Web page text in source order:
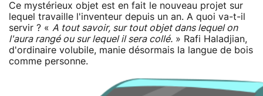
Ce mystérieux objet est en fait le nouveau projet sur
lequel travaille l'inventeur depuis un an. A quoi va-t-il
servir ? « A tout savoir, sur tout objet dans lequel on
l'aura rangé ou sur lequel il sera collé. » Rafi Haladjian,
d'ordinaire volubile, manie désormais la langue de bois
comme personne.